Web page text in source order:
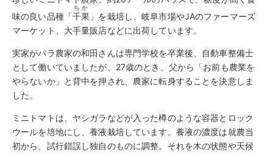
味の良い品種「千果
ちか
」を栽培し、岐阜市場やJAのファーマーズ
マーケット、大手量販店などに出荷しています。
実家がバラ農家の和田さんは専門学校を卒業後、自動車整備士
として働いていましたが、27歳のとき、父から「お前も農業を
やらないか」と背中を押され、農家に転身することを決意しま
した。
ミニトマトは、ヤシガラなどが入った樽のような容器とロック
ウールを培地にし、養液栽培しています。養液の濃度は就農当
初から、試行錯誤し独自のものに調整。それを木の状態や天候